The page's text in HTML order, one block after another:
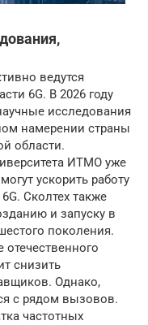
ведутся
6G. В 2026 году
исследования
намерении страны
области.
ИТМО уже
ускорить работу
Сколтех также
и запуску в
поколения.
снизить
Однако,
с рядом вызовов.
частотных